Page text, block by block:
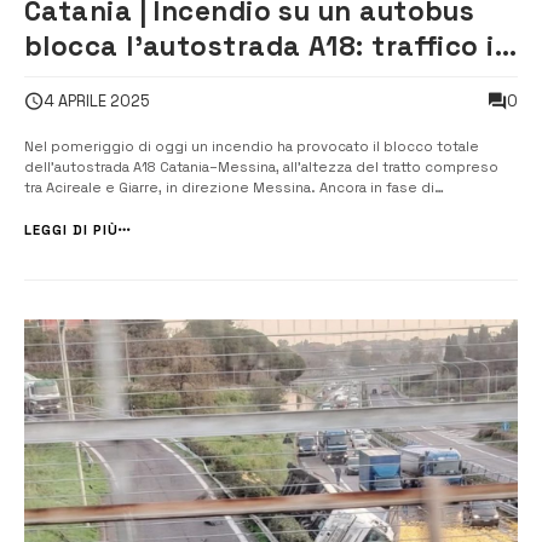
Catania | Incendio su un autobus
blocca l’autostrada A18: traffico in
4 APRILE 2025 0
Nel pomeriggio di oggi un incendio ha provocato il blocco totale
dell’autostrada A18 Catania–Messina, all’altezza del tratto compreso
tra Acireale e Giarre, in direzione Messina. Ancora in fase di
tempestivo dei Vigili del Fuoco. Le operazioni di spegnimento e
LEGGI DI PIÙ